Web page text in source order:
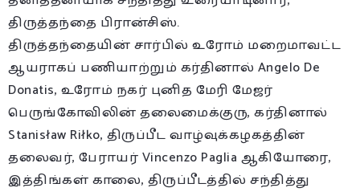
திருத்தந்தை பிரான்சிஸ்.
திருத்தந்தையின் சார்பில் உரோம் மறைமாவட்ட
ஆயராகப் பணியாற்றும் கர்தினால் Angelo De
Donatis, உரோம் நகர் புனித மேரி மேஜர்
பெருங்கோவிலின் தலைமைக்குரு, கர்தினால்
Stanisław Riłko, திருப்பீட வாழ்வுக்கழகத்தின்
தலைவர், பேராயர் Vincenzo Paglia ஆகியோரை,
இத்திங்கள் காலை, திருப்பீடத்தில் சந்தித்து